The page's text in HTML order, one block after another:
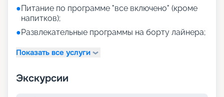
●Питание по программе "все включено" (кроме
напитков);
●Развлекательные программы на борту лайнера;
Показать все услуги
Экскурсии